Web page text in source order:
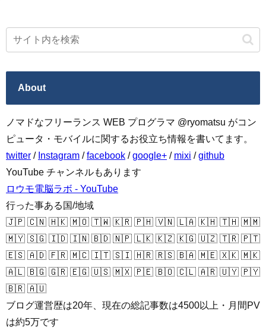
About
ノマドなフリーランス WEB プログラマ @ryomatsu がコン
ピュータ・モバイルに関するお役立ち情報を書いてます。
twitter / Instagram /facebook /google+ / mixi /github
YouTube チャンネルもあります
ロウモ電脳ラボ - YouTube
行った事ある国/地域
🇯🇵 🇨🇳 🇭🇰 🇲🇴 🇹🇼 🇰🇷 🇵🇭 🇻🇳 🇱🇦 🇰🇭 🇹🇭 🇲🇲
🇲🇾 🇸🇬 🇮🇩 🇮🇳 🇧🇩 🇳🇵 🇱🇰 🇰🇿 🇰🇬 🇺🇿 🇹🇷 🇵🇹
🇪🇸 🇦🇩 🇫🇷 🇲🇨 🇮🇹 🇸🇮 🇭🇷 🇷🇸 🇧🇦 🇲🇪 🇽🇰 🇲🇰
🇦🇱 🇧🇬 🇬🇷 🇪🇬 🇺🇸 🇲🇽 🇵🇪 🇧🇴 🇨🇱 🇦🇷 🇺🇾 🇵🇾
🇧🇷 🇦🇺
ブログ運営歴は20年、現在の総記事数は4500以上・月間PV
は約5万です